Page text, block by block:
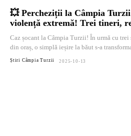
💥 Percheziții la Câmpia
violență extremă! Trei tineri,
Caz șocant la Câmpia Turzii! În urmă cu trei
din oraș, o simplă ieșire la băut s-a
Știri Câmpia Turzii 2025-10-13